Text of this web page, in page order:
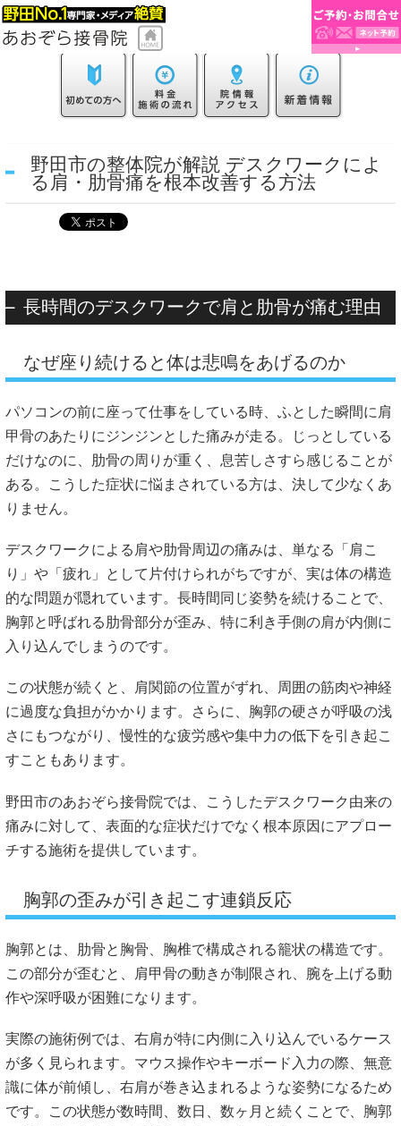
野田市の整体院が解説 デスクワークによ
る肩・肋骨痛を根本改善する方法
長時間のデスクワークで肩と肋骨が痛む理由
なぜ座り続けると体は悲鳴をあげるのか
パソコンの前に座って仕事をしている時、ふとした瞬間に肩
甲骨のあたりにジンジンとした痛みが走る。じっとしている
だけなのに、肋骨の周りが重く、息苦しさすら感じることが
ある。こうした症状に悩まされている方は、決して少なくあ
りません。
デスクワークによる肩や肋骨周辺の痛みは、単なる「肩こ
り」や「疲れ」として片付けられがちですが、実は体の構造
的な問題が隠れています。長時間同じ姿勢を続けることで、
胸郭と呼ばれる肋骨部分が歪み、特に利き手側の肩が内側に
入り込んでしまうのです。
この状態が続くと、肩関節の位置がずれ、周囲の筋肉や神経
に過度な負担がかかります。さらに、胸郭の硬さが呼吸の浅
さにもつながり、慢性的な疲労感や集中力の低下を引き起こ
すこともあります。
野田市のあおぞら接骨院では、こうしたデスクワーク由来の
痛みに対して、表面的な症状だけでなく根本原因にアプロー
チする施術を提供しています。
胸郭の歪みが引き起こす連鎖反応
胸郭とは、肋骨と胸骨、胸椎で構成される籠状の構造です。
この部分が歪むと、肩甲骨の動きが制限され、腕を上げる動
作や深呼吸が困難になります。
実際の施術例では、右肩が特に内側に入り込んでいるケース
が多く見られます。マウス操作やキーボード入力の際、無意
識に体が前傾し、右肩が巻き込まれるような姿勢になるため
です。この状態が数時間、数日、数ヶ月と続くことで、胸郭